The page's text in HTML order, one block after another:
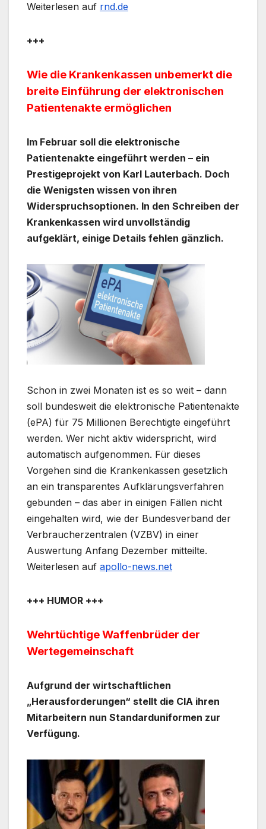
Weiterlesen auf rnd.de
+++
Wie die Krankenkassen unbemerkt die
breite Einführung der elektronischen
Patientenakte ermöglichen
Im Februar soll die elektronische
Patientenakte eingeführt werden – ein
Prestigeprojekt von Karl Lauterbach. Doch
die Wenigsten wissen von ihren
Widerspruchsoptionen. In den Schreiben der
Krankenkassen wird unvollständig
aufgeklärt, einige Details fehlen gänzlich.
Schon in zwei Monaten ist es so weit – dann
soll bundesweit die elektronische Patientenakte
(ePA) für 75 Millionen Berechtigte eingeführt
werden. Wer nicht aktiv widerspricht, wird
automatisch aufgenommen. Für dieses
Vorgehen sind die Krankenkassen gesetzlich
an ein transparentes Aufklärungsverfahren
gebunden – das aber in einigen Fällen nicht
eingehalten wird, wie der Bundesverband der
Verbraucherzentralen (VZBV) in einer
Auswertung Anfang Dezember mitteilte.
Weiterlesen auf apollo-news.net
+++ HUMOR +++
Wehrtüchtige Waffenbrüder der
Wertegemeinschaft
Aufgrund der wirtschaftlichen
„Herausforderungen“ stellt die CIA ihren
Mitarbeitern nun Standarduniformen zur
Verfügung.